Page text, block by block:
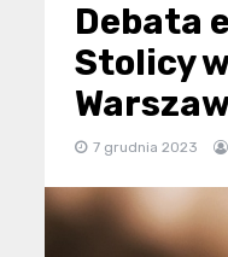
Debata
Stolicy
7 grudnia 2023